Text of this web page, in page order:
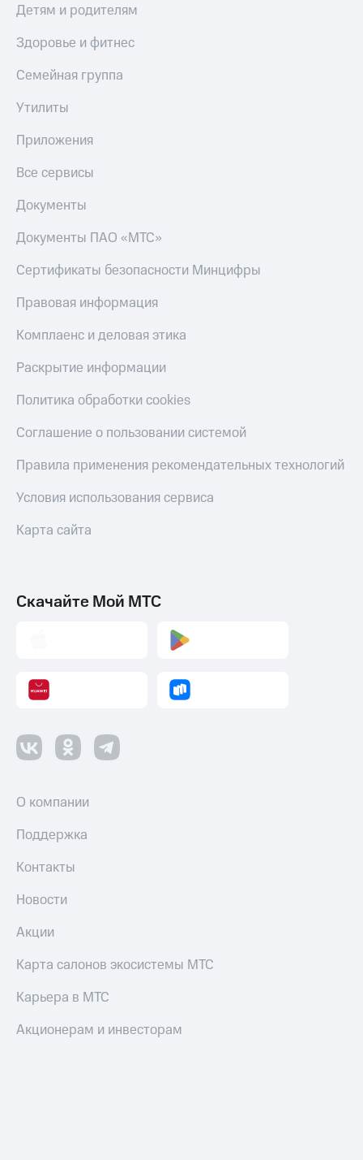
Детям и родителям
Здоровье и фитнес
Семейная группа
Утилиты
Приложения
Все сервисы
Документы
Документы ПАО «МТС»
Сертификаты безопасности Минцифры
Правовая информация
Комплаенс и деловая этика
Раскрытие информации
Политика обработки cookies
Соглашение о пользовании системой
Правила применения рекомендательных технологий
Условия использования сервиса
Карта сайта
Скачайте Мой МТС
О компании
Поддержка
Контакты
Новости
Акции
Карта салонов экосистемы МТС
Карьера в МТС
Акционерам и инвесторам